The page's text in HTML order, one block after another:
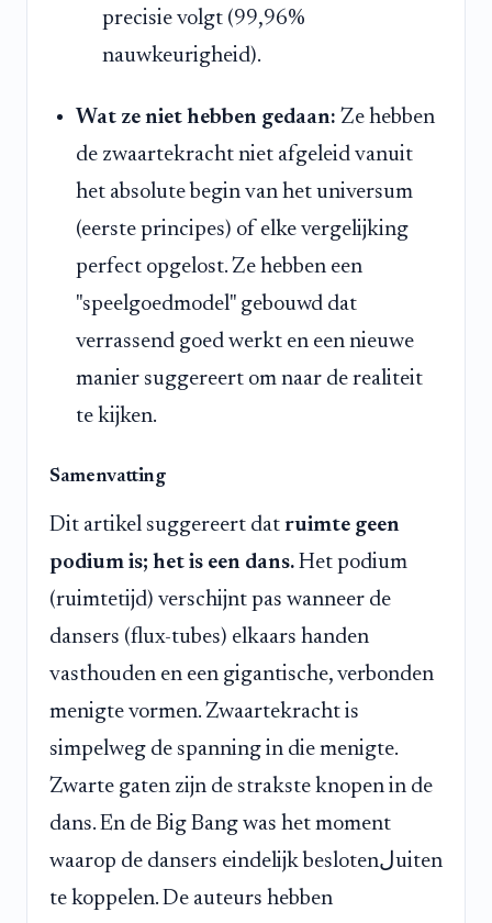
precisie volgt (99,96%
nauwkeurigheid).
Wat ze niet hebben gedaan: Ze hebben
de zwaartekracht niet afgeleid vanuit
het absolute begin van het universum
(eerste principes) of elke vergelijking
perfect opgelost. Ze hebben een
"speelgoedmodel" gebouwd dat
verrassend goed werkt en een nieuwe
manier suggereert om naar de realiteit
te kijken.
Samenvatting
Dit artikel suggereert dat ruimte geen
podium is; het is een dans. Het podium
(ruimtetijd) verschijnt pas wanneer de
dansers (flux-tubes) elkaars handen
vasthouden en een gigantische, verbonden
menigte vormen. Zwaartekracht is
simpelweg de spanning in die menigte.
Zwarte gaten zijn de strakste knopen in de
dans. En de Big Bang was het moment
waarop de dansers eindelijk beslotenلuiten
te koppelen. De auteurs hebben